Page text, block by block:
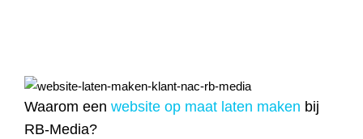
Waarom een website op maat laten maken bij
RB-Media?